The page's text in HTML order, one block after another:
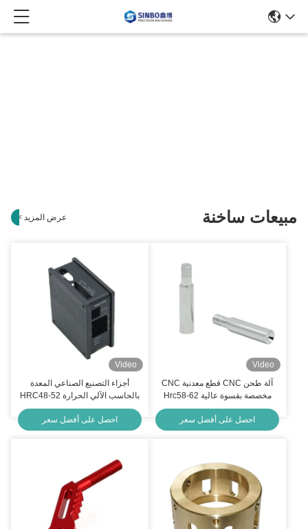
مبيعات ساخنة عرض المزيد >
Video
آلة طحن CNC قطع معدنية CNC
مخصصة بقسوة عالية Hrc58-62
احصل على أفضل سعر
Video
أجزاء التصنيع الصناعي المعدة
بالحاسب الآلي الحرارة HRC48-52
أو HRC58-62
احصل على أفضل سعر